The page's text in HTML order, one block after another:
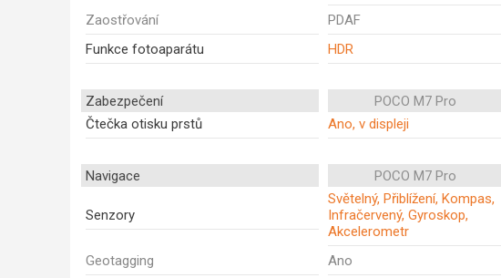
Zaostřování PDAF
Funkce fotoaparátu
HDR
Zabezpečení POCO M7 Pro
Čtečka otisku prstů
Ano, v displeji
Navigace POCO M7 Pro
Senzory
Světelný, Přiblížení, Kompas,
Infračervený, Gyroskop,
Akcelerometr
Geotagging Ano